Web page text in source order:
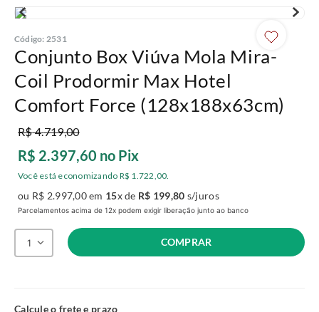
Código: 2531
Conjunto Box Viúva Mola Mira-
Coil Prodormir Max Hotel
Comfort Force (128x188x63cm)
R$4.719,00
R$ 2.397,60 no Pix
Você está economizando R$ 1.722,00.
ou R$ 2.997,00em 15x de R$ 199,80 s/juros
Parcelamentos acima de 12x podem exigir liberação junto ao banco
1 COMPRAR